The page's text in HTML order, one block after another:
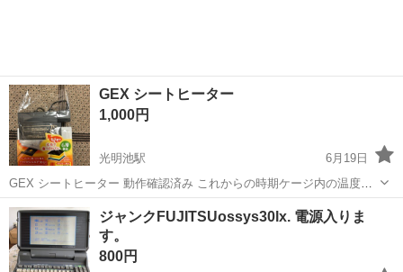
GEX シートヒーター
1,000円
光明池駅
6月19日
GEX シートヒーター 動作確認済み これからの時期ケージ内の温度を
保つのに最適です 引き取りに来ていただけると助かります 宜しくお願
いします
大阪 和泉市 光明池駅
ジャンクFUJITSUossys30lx. 電源入りま
す。
800円